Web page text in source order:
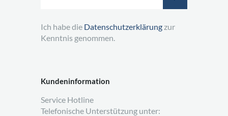
Kundeninformation
Service Hotline
Telefonische Unterstützung unter:
Ich habe die Datenschutzerklärung zur
Kenntnis genommen.